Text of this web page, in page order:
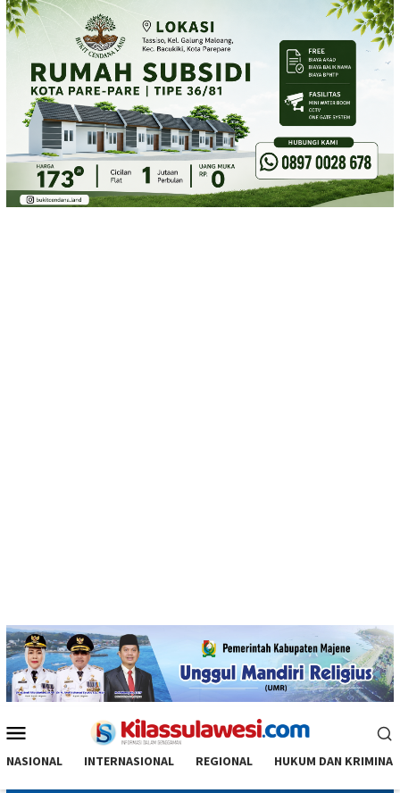
Loncat
ke
Mobile
NASIONAL INTERNASIONAL REGIONAL HUKUM DAN KRIMINAL